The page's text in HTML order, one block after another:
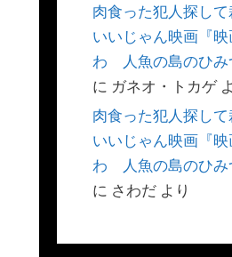
肉食った犯人探し
いいじゃん映画『
わ 人魚の島のひみ
に ガネオ・トカゲ
肉食った犯人探し
いいじゃん映画『
わ 人魚の島のひみ
に さわだ より